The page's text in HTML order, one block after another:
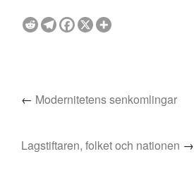
← Modernitetens senkomlingar
Lagstiftaren, folket och nationen →